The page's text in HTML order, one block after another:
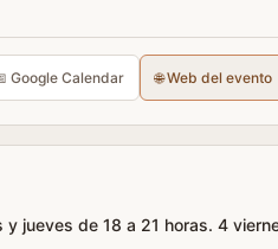
Google Calendar 🌐 Web del evento
y jueves de 18 a 21 horas. 4